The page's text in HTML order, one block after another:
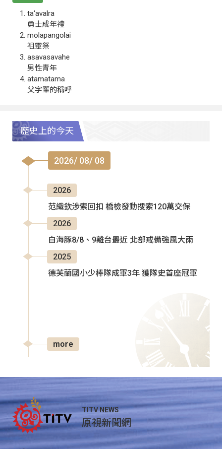
ta‘avalra
勇士成年禮
molapangolai
祖靈祭
asavasavahe
男性青年
atamatama
父字輩的稱呼
歷史上的今天
2026/ 08/ 08
2026
范織欽涉索回扣 橋檢發動搜索120萬交保
2026
白海豚8/8、9離台最近 北部戒備強風大雨
2025
德芙蘭國小少棒隊成軍3年 獲隊史首座冠軍
more
TITV NEWS
原視新聞網